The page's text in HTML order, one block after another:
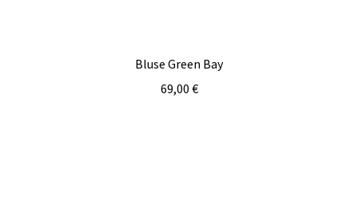
Bluse Green Bay
69,00 €